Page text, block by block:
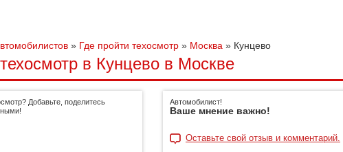
» Где пройти техосмотр » Москва » Кунцево
в Кунцево в Москве
Добавьте, поделитесь
Автомобилист!
Ваше мнение важно!
Оставьте свой отзыв и комментарий.